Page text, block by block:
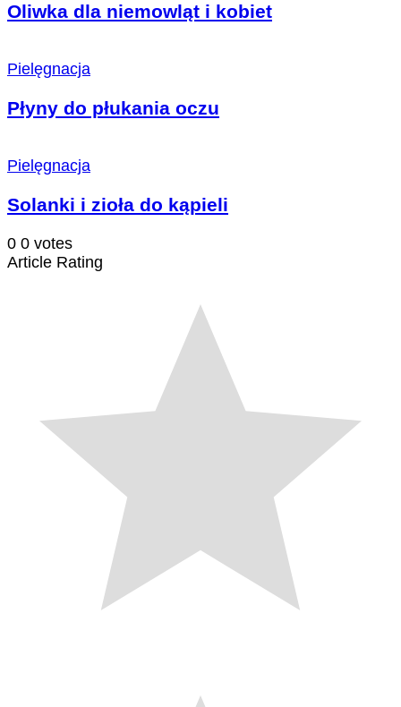
Oliwka dla niemowląt i kobiet
Pielęgnacja
Płyny do płukania oczu
Pielęgnacja
Solanki i zioła do kąpieli
0 0 votes
Article Rating